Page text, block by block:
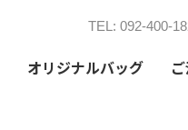
TEL: 092-400-
オリジナルバッグ